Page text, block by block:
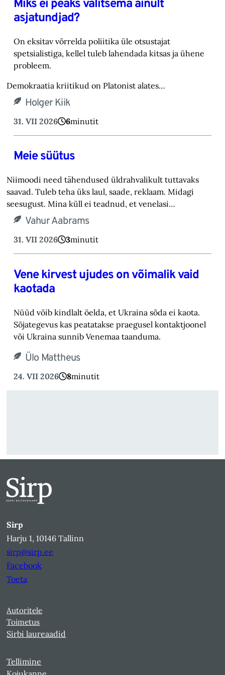
Miks ei peaks valitsema ainult
asjatundjad?
On eksitav võrrelda poliitika üle otsustajat
spetsialistiga, kellel tuleb lahendada kitsas ja ühene
probleem.
Demokraatia kriitikud on Platonist alates…
Holger Kiik
31. VII 2026 6minutit
Meie süütus
Niimoodi need tähendused üldrahvalikult tuttavaks
saavad. Tuleb teha üks laul, saade, reklaam. Midagi
seesugust. Mina küll ei teadnud, et venelasi…
Vahur Aabrams
31. VII 2026 3minutit
Vene kirvest ujudes on võimalik vaid
kaotada
Nüüd võib kindlalt öelda, et Ukraina sõda ei kaota.
Sõjategevus kas peatatakse praegusel kontaktjoonel
või Ukraina sunnib Venemaa taanduma.
Ülo Mattheus
24. VII 2026 8minutit
Sirp
Harju 1, 10146 Tallinn
sirp@sirp.ee
Facebook
Toeta
Autoritele
Toimetus
Sirbi laureaadid
Tellimine